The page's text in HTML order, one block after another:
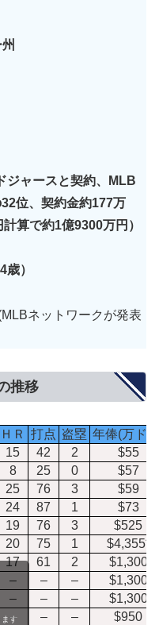
ジャースと契約、MLB
位、契約金約177万
算で約1億9300万円）
）
ネットワークが発表
推移
ＨＲ 打点 盗塁 年俸(万ド
15 42 2
$55
8 25 0
$57
25 76 3
$59
24 87 1
$73
19 76 3
$525
20 75 1
$4,355*
17 61 2
$1,300
– – –
$1,300
– – –
$1,300
– – –
$950
ます